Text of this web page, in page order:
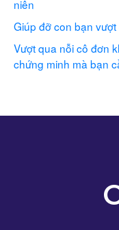
niên
Giúp đỡ con bạn
Vượt qua nỗi cô đơn
chứng minh mà bạn